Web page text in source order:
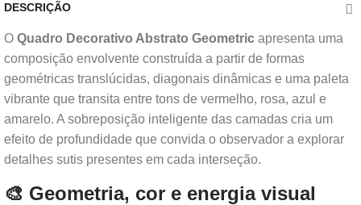
DESCRIÇÃO
O Quadro Decorativo Abstrato Geometric apresenta uma
composição envolvente construída a partir de formas
geométricas translúcidas, diagonais dinâmicas e uma paleta
vibrante que transita entre tons de vermelho, rosa, azul e
amarelo. A sobreposição inteligente das camadas cria um
efeito de profundidade que convida o observador a explorar
detalhes sutis presentes em cada interseção.
🎨 Geometria, cor e energia visual